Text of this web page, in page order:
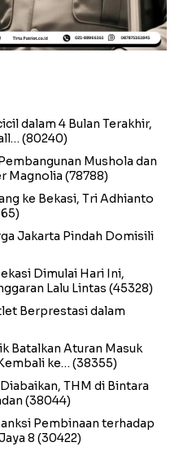
dalam 4 Bulan Terakhir,
(80240)
Mushola dan
Magnolia (78788)
ke Bekasi, Tri Adhianto
Jakarta Pindah Domisili
Dimulai Hari Ini,
Lalu Lintas (45328)
Berprestasi dalam
Batalkan Aturan Masuk
ke… (38355)
THM di Bintara
(38044)
Pembinaan terhadap
8 (30422)